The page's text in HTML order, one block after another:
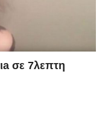
σε 7λεπτη